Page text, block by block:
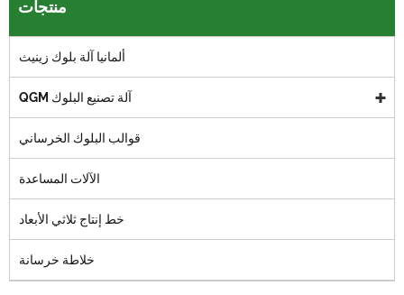
منتجات
ألمانيا آلة بلوك زينيث
آلة تصنيع البلوك QGM
قوالب البلوك الخرساني
الآلات المساعدة
خط إنتاج ثلاثي الأبعاد
خلاطة خرسانة